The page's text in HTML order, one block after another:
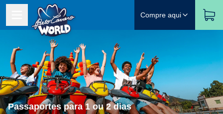
Compre aqui
Passaportes para 1 ou 2 dias